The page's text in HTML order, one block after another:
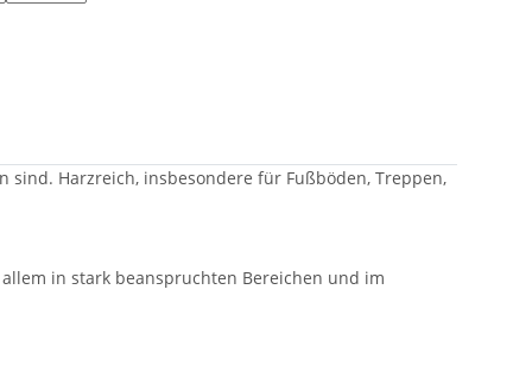
Harzreich, insbesondere für Fußböden, Treppen,
in stark beanspruchten Bereichen und im